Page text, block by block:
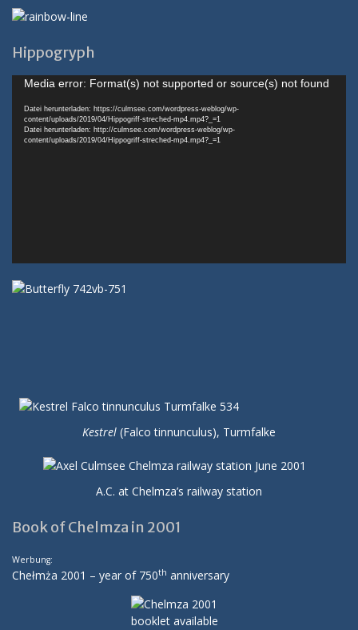
Hippogryph
Video-
Media error: Format(s) not supported or source(s) not found
Datei herunterladen: https://culmsee.com/wordpress-weblog/wp-
content/uploads/2019/04/Hippogriff-streched-mp4.mp4?_=1
Datei herunterladen: http://culmsee.com/wordpress-weblog/wp-
content/uploads/2019/04/Hippogriff-streched-mp4.mp4?_=1
Kestrel (Falco tinnunculus), Turmfalke
A.C. at Chelmza’s railway station
Book of Chelmza in 2001
Werbung:
Chełmża 2001 – year of 750th anniversary